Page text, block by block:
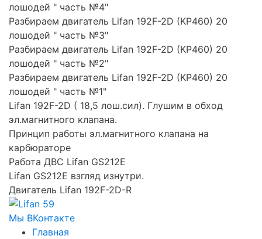
лошодей " часть №4"
Разбираем двигатель Lifan 192F-2D (KP460) 20
лошодей " часть №3"
Разбираем двигатель Lifan 192F-2D (KP460) 20
лошодей " часть №2"
Разбираем двигатель Lifan 192F-2D (KP460) 20
лошодей " часть №1"
Lifan 192F-2D ( 18,5 лош.сил). Глушим в обход
эл.магнитного клапана.
Принцип работы эл.магнитного клапана на
карбюраторе
Работа ДВС Lifan GS212E
Lifan GS212E взгляд изнутри.
Двигатель Lifan 192F-2D-R
Мы ВКонтакте
Главная